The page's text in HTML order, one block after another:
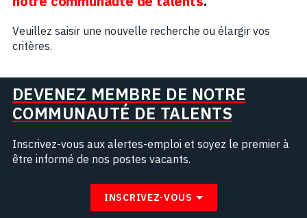
Veuillez saisir une nouvelle recherche ou élargir vos
critères.
DEVENEZ MEMBRE DE NOTRE
COMMUNAUTÉ DE TALENTS
Inscrivez-vous aux alertes-emploi et soyez le premier à
être informé de nos postes vacants.
INSCRIVEZ-VOUS